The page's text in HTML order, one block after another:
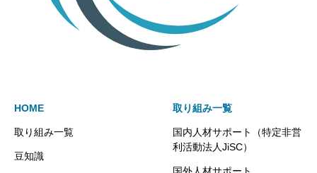
HOME
取り組み一覧
豆知識
取り組み一覧
国内人材サポート（特定非営
利活動法人JiSC）